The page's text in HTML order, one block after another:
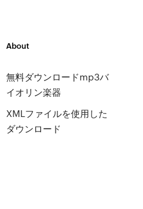
About
無料ダウンロードmp3バ
イオリン楽器
XMLファイルを使用した
ダウンロード